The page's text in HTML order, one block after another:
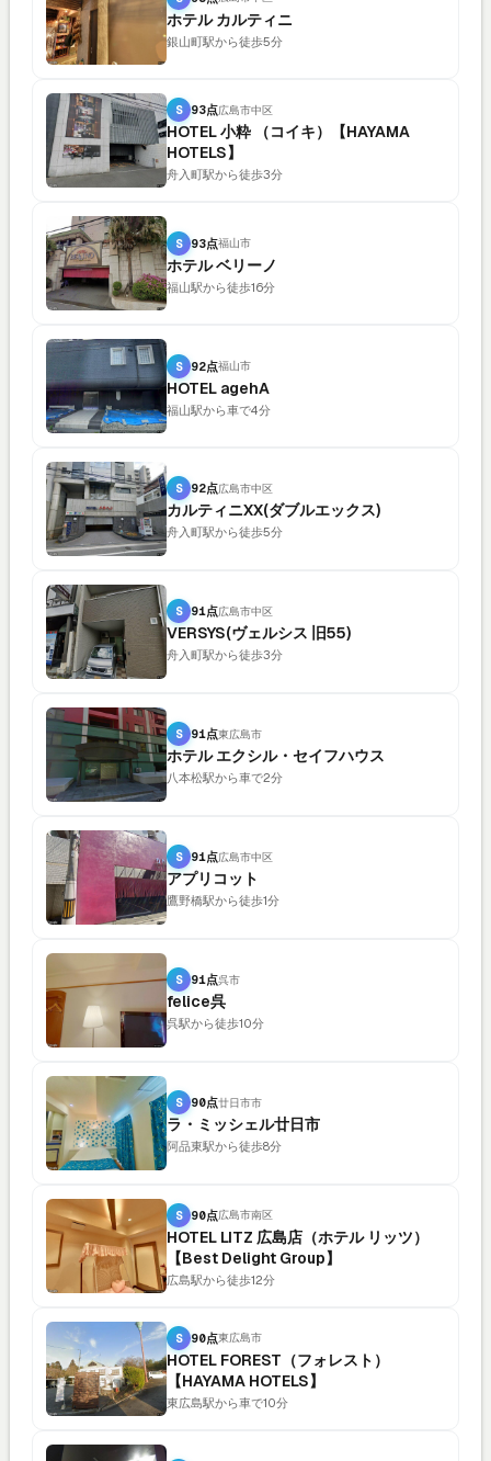
ホテル カルティニ
銀山町駅から徒歩5分
S 93点広島市中区
HOTEL 小粋 （コイキ）【HAYAMA
HOTELS】
舟入町駅から徒歩3分
S 93点福山市
ホテル ベリーノ
福山駅から徒歩16分
S 92点福山市
HOTEL agehA
福山駅から車で4分
S 92点広島市中区
カルティニXX(ダブルエックス)
舟入町駅から徒歩5分
S 91点広島市中区
VERSYS(ヴェルシス 旧55)
舟入町駅から徒歩3分
S 91点東広島市
ホテル エクシル・セイフハウス
八本松駅から車で2分
S 91点広島市中区
アプリコット
鷹野橋駅から徒歩1分
S 91点呉市
felice呉
呉駅から徒歩10分
S 90点廿日市市
ラ・ミッシェル廿日市
阿品東駅から徒歩8分
S 90点広島市南区
HOTEL LITZ 広島店（ホテル リッツ）
【Best Delight Group】
広島駅から徒歩12分
S 90点東広島市
HOTEL FOREST（フォレスト）
【HAYAMA HOTELS】
東広島駅から車で10分